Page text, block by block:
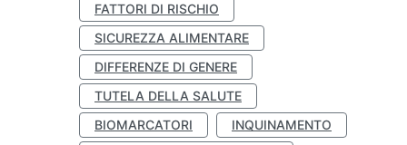
FATTORI DI RISCHIO
SICUREZZA ALIMENTARE
DIFFERENZE DI GENERE
TUTELA DELLA SALUTE
BIOMARCATORI
INQUINAMENTO